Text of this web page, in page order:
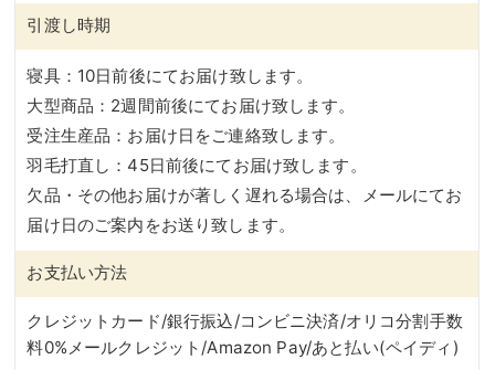
引渡し時期
寝具：10日前後にてお届け致します。
大型商品：2週間前後にてお届け致します。
受注生産品：お届け日をご連絡致します。
羽毛打直し：45日前後にてお届け致します。
欠品・その他お届けが著しく遅れる場合は、メールにてお
届け日のご案内をお送り致します。
お支払い方法
クレジットカード/銀行振込/コンビニ決済/オリコ分割手数
料0%メールクレジット/Amazon Pay/あと払い(ペイディ)